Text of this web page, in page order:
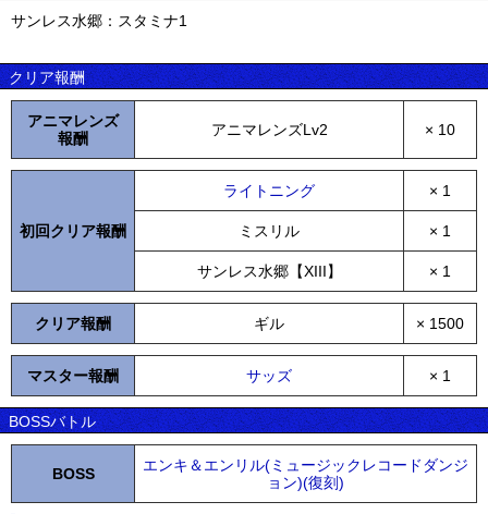
サンレス水郷：スタミナ1
クリア報酬
アニマレンズ
報酬
アニマレンズLv2 × 10
初回クリア報酬
ライトニング × 1
ミスリル × 1
サンレス水郷【XIII】 × 1
クリア報酬 ギル × 1500
マスター報酬 サッズ × 1
BOSSバトル
BOSS
エンキ＆エンリル(ミュージックレコードダンジ
ョン)(復刻)